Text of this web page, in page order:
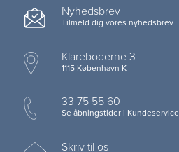
Nyhedsbrev
Tilmeld dig vores nyhedsbrev
Klareboderne 3
1115 København K
33 75 55 60
Se åbningstider i Kundeservice
Skriv til os